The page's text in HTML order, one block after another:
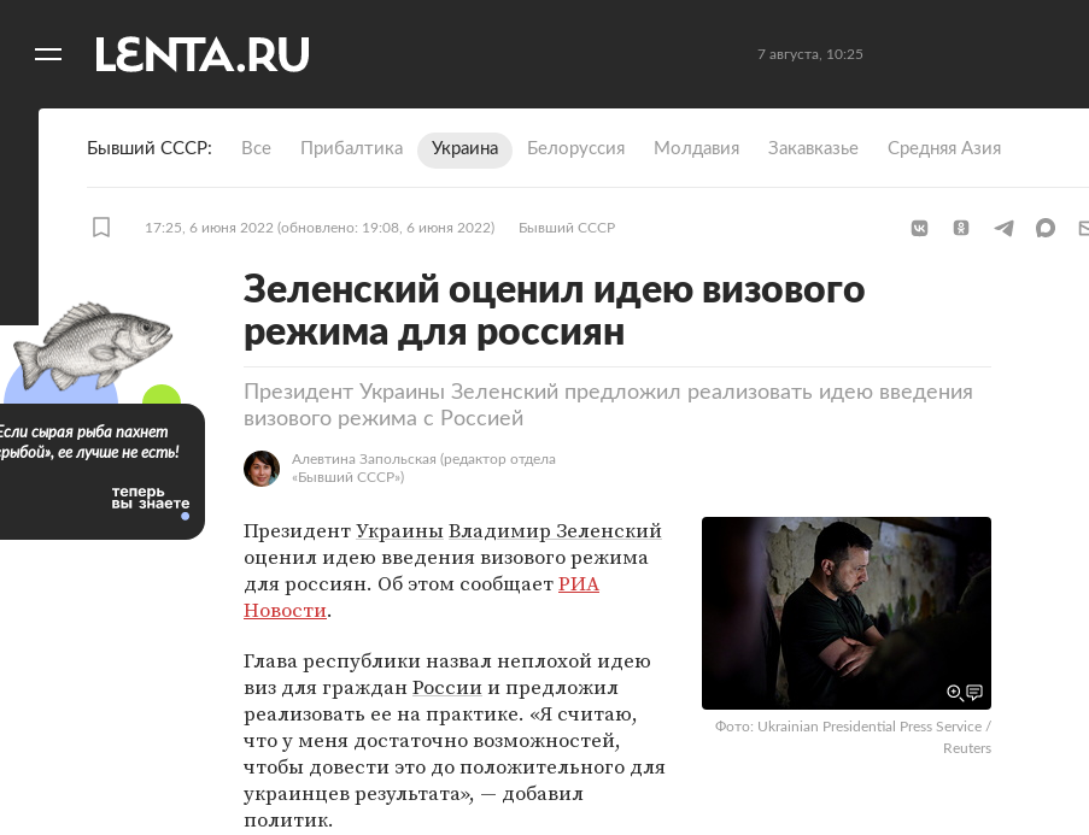
7 августа, 10:25
Бывший СССР Все Прибалтика Украина Белоруссия Молдавия Закавказье Средняя Азия
17:25, 6 июня 2022 (обновлено: 19:08, 6 июня 2022) Бывший СССР
Зеленский оценил идею визового
режима для россиян
Президент Украины Зеленский предложил реализовать идею введения
визового режима с Россией
Алевтина Запольская (редактор отдела
«Бывший СССР»)
Фото: Ukrainian Presidential Press Service /
Reuters
ПрезидентУкраиныВладимир Зеленский
оценил идею введения визового режима
для россиян. Об этом сообщаетРИА
Новости.
Глава республики назвал неплохой идею
виз для гражданРоссиии предложил
реализовать ее на практике. «Я считаю,
что у меня достаточно возможностей,
чтобы довести это до положительного для
украинцев результата», — добавил
политик.
сырая рыба пахнет
ее лучше не есть!